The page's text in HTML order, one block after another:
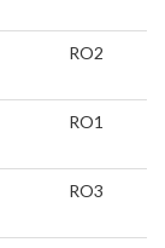
RO2
RO1
RO3